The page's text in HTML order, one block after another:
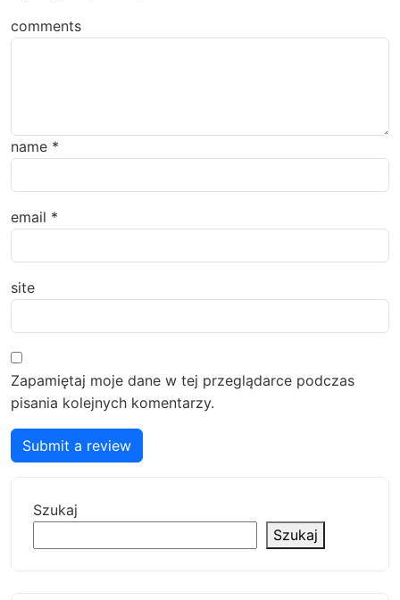
comments
name *
email *
site
Zapamiętaj moje dane w tej przeglądarce podczas
pisania kolejnych komentarzy.
Submit a review
Szukaj
Szukaj